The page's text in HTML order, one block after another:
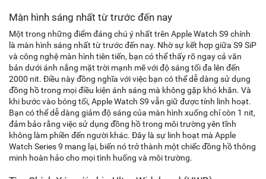
Màn hình sáng nhất từ trước đến nay
Một trong những điểm đáng chú ý nhất trên Apple Watch S9 chính
là màn hình sáng nhất từ trước đến nay. Nhờ sự kết hợp giữa S9 SiP
và công nghệ màn hình tiên tiến, bạn có thể thấy rõ ngay cả văn
bản dưới ánh nắng mặt trời mạnh mẽ với độ sáng tối đa lên đến
2000 nit. Điều này đồng nghĩa với việc bạn có thể dễ dàng sử dụng
đồng hồ trong mọi điều kiện ánh sáng mà không gặp khó khăn. Và
khi bước vào bóng tối, Apple Watch S9 vẫn giữ được tính linh hoạt.
Bạn có thể dễ dàng giảm độ sáng của màn hình xuống chỉ còn 1 nit,
đảm bảo rằng việc sử dụng đồng hồ trong môi trường yên tĩnh
không làm phiền đến người khác. Đây là sự linh hoạt mà Apple
Watch Series 9 mang lại, biến nó trở thành một chiếc đồng hồ thông
minh hoàn hảo cho mọi tình huống và môi trường.